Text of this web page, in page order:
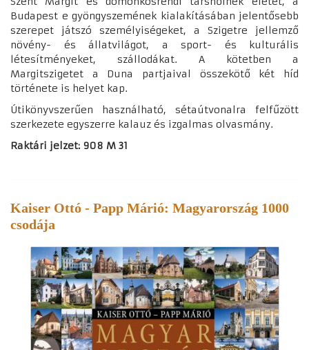
Budapest e gyöngyszemének kialakításában jelentősebb
szerepet játszó személyiségeket, a Szigetre jellemző
növény- és állatvilágot, a sport- és kulturális
létesítményeket, szállodákat. A kötetben a
Margitszigetet a Duna partjaival összekötő két híd
története is helyet kap.
Útikönyvszerűen használható, sétaútvonalra felfűzött
szerkezete egyszerre kalauz és izgalmas olvasmány.
Raktári jelzet: 908 M 31
Kaiser Ottó - Papp Márió: Magyarország 1000
csodája